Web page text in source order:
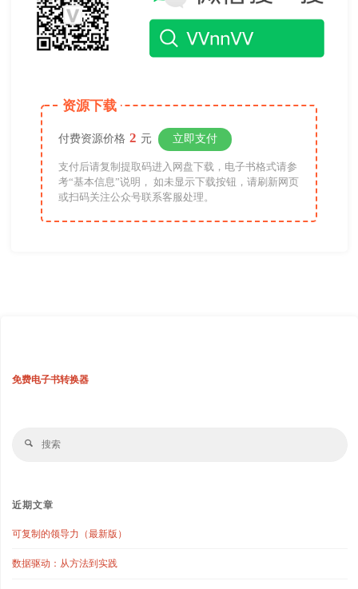
资源下载
付费资源价格 2 元 立即支付
支付后请复制提取码进入网盘下载，电子书格式请参
考“基本信息”说明， 如未显示下载按钮，请刷新网页
或扫码关注公众号联系客服处理。
免费电子书转换器
搜
近期文章
可复制的领导力（最新版）
数据驱动：从方法到实践